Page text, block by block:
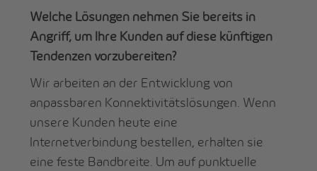
Welche Lösungen nehmen Sie bereits in
Angriff, um Ihre Kunden auf diese künftigen
Tendenzen vorzubereiten?
Wir arbeiten an der Entwicklung von
anpassbaren Konnektivitätslösungen. Wenn
unsere Kunden heute eine
Internetverbindung bestellen, erhalten sie
eine feste Bandbreite. Um auf punktuelle